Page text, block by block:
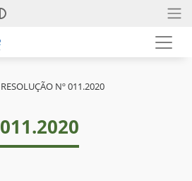
RESOLUÇÃO Nº 011.2020
011.2020